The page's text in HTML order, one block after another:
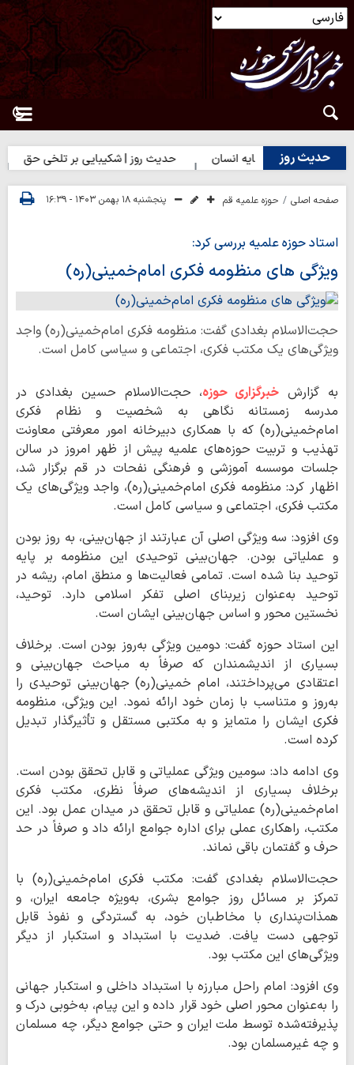
حدیث روز
| بهترین سرمایه انسان حدیث روز | شکیبایی بر تلخی حق
صفحه اصلی حوزه علمیه قم پنجشنبه ۱۸ بهمن ۱۴۰۳ - ۱۶:۳۹
استاد حوزه علمیه بررسی کرد:
ویژگی های منظومه فکری امام‌خمینی(ره)
حجت‌الاسلام بغدادی گفت: منظومه فکری امام‌خمینی(ره) واجد
ویژگی‌های یک مکتب فکری، اجتماعی و سیاسی کامل است.
به گزارش خبرگزاری حوزه، حجت‌الاسلام حسین بغدادی در
مدرسه زمستانه نگاهی به شخصیت و نظام فکری
امام‌خمینی(ره) که با همکاری دبیرخانه امور معرفتی معاونت
تهذیب و تربیت حوزه‌های علمیه پیش از ظهر امروز در سالن
جلسات موسسه آموزشی و فرهنگی نفحات در قم برگزار شد،
اظهار کرد: منظومه فکری امام‌خمینی(ره)، واجد ویژگی‌های یک
مکتب فکری، اجتماعی و سیاسی کامل است.
وی افزود: سه ویژگی اصلی آن عبارتند از جهان‌بینی، به روز بودن
و عملیاتی بودن. جهان‌بینی توحیدی این منظومه بر پایه
توحید بنا شده است. تمامی فعالیت‌ها و منطق امام، ریشه در
توحید به‌عنوان زیربنای اصلی تفکر اسلامی دارد. توحید،
نخستین محور و اساس جهان‌بینی ایشان است.
این استاد حوزه گفت: دومین ویژگی به‌روز بودن است. برخلاف
بسیاری از اندیشمندان که صرفاً به مباحث جهان‌بینی و
اعتقادی می‌پرداختند، امام خمینی(ره) جهان‌بینی توحیدی را
به‌روز و متناسب با زمان خود ارائه نمود. این ویژگی، منظومه
فکری ایشان را متمایز و به مکتبی مستقل و تأثیرگذار تبدیل
کرده است.
وی ادامه داد: سومین ویژگی عملیاتی و قابل تحقق بودن است.
برخلاف بسیاری از اندیشه‌های صرفاً نظری، مکتب فکری
امام‌خمینی(ره) عملیاتی و قابل تحقق در میدان عمل بود. این
مکتب، راهکاری عملی برای اداره جوامع ارائه داد و صرفاً در حد
حرف و گفتمان باقی نماند.
حجت‌الاسلام بغدادی گفت: مکتب فکری امام‌خمینی(ره) با
تمرکز بر مسائل روز جوامع بشری، به‌ویژه جامعه ایران، و
همذات‌پنداری با مخاطبان خود، به گستردگی و نفوذ قابل
توجهی دست یافت. ضدیت با استبداد و استکبار از دیگر
ویژگی‌های این مکتب بود.
وی افزود: امام راحل مبارزه با استبداد داخلی و استکبار جهانی
را به‌عنوان محور اصلی خود قرار داده و این پیام، به‌خوبی درک و
پذیرفته‌شده توسط ملت ایران و حتی جوامع دیگر، چه مسلمان
و چه غیرمسلمان بود.